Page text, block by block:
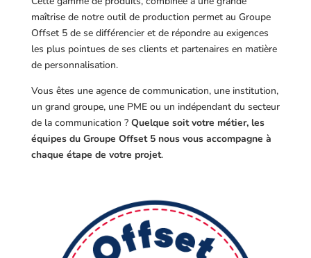
maîtrise de notre outil de production permet au Groupe
Offset 5 de se différencier et de répondre au exigences
les plus pointues de ses clients et partenaires en matière
de personnalisation.
Vous êtes une agence de communication, une institution,
un grand groupe, une PME ou un indépendant du secteur
de la communication ? Quelque soit votre métier, les
équipes du Groupe Offset 5 nous vous accompagne à
chaque étape de votre projet.